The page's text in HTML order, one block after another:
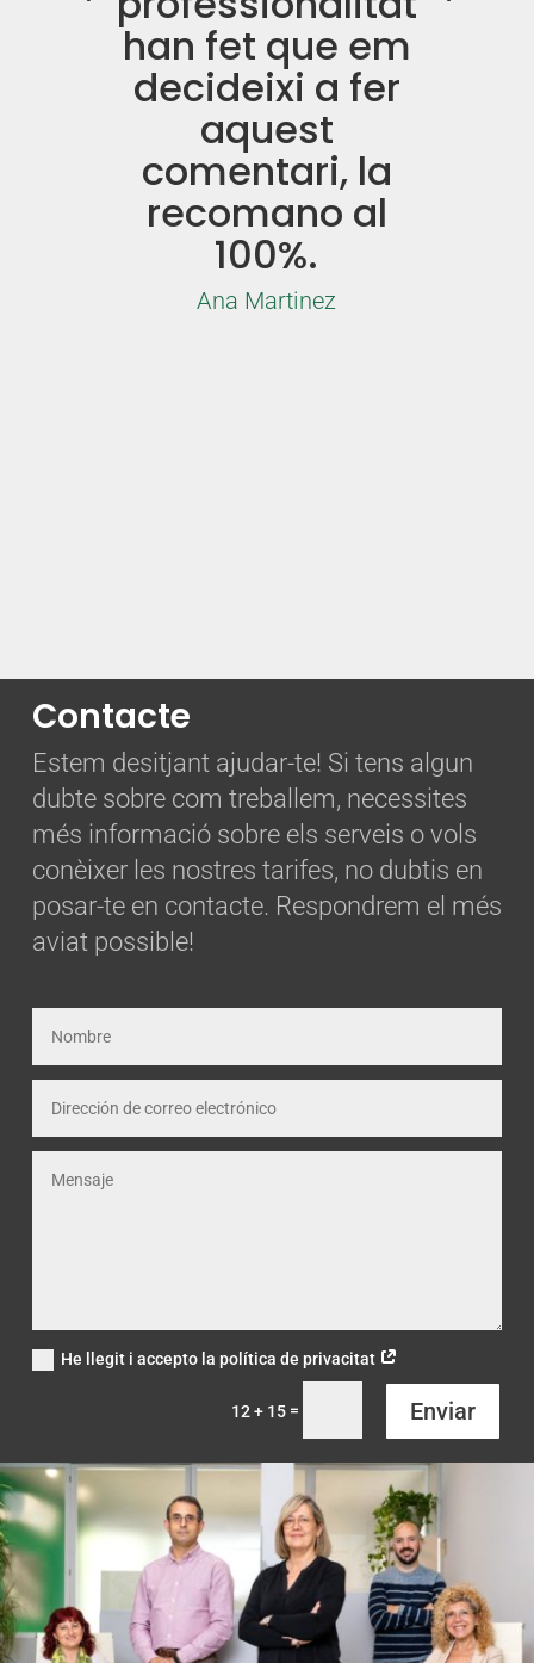
han fet que em
decideixi a fer
aquest
comentari, la
recomano al
100%.
Ana Martinez
Contacte
Estem desitjant ajudar-te! Si tens algun
dubte sobre com treballem, necessites
més informació sobre els serveis o vols
conèixer les nostres tarifes, no dubtis en
posar-te en contacte. Respondrem el més
aviat possible!
He llegit i accepto la política de privacitat
12 + 15 = Enviar